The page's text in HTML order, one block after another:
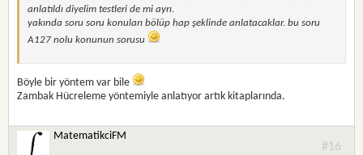
anlatıldı diyelim testleri de mi ayrı.
yakında soru soru konuları bölüp hap şeklinde anlatacaklar. bu soru
A127 nolu konunun sorusu
Böyle bir yöntem var bile
Zambak Hücreleme yöntemiyle anlatıyor artık kitaplarında.
MatematikciFM
#16